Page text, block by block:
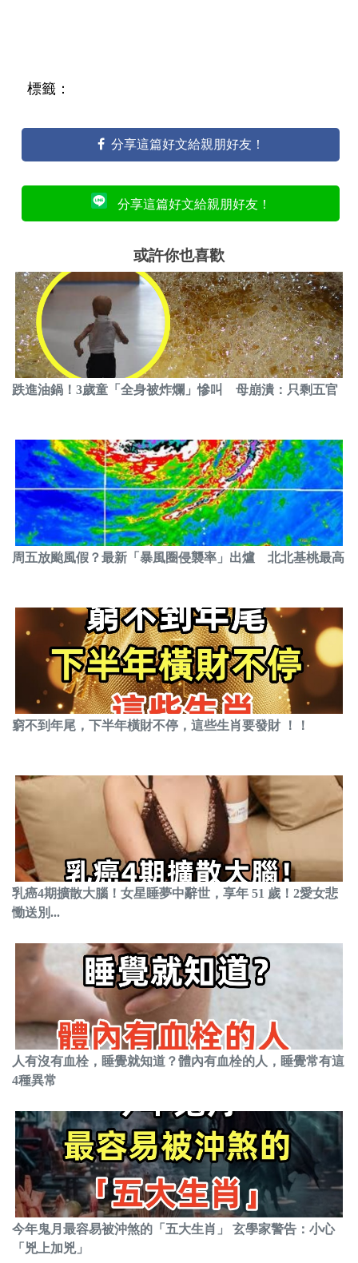
標籤：
分享這篇好文給親朋好友！
分享這篇好文給親朋好友！
或許你也喜歡
跌進油鍋！3歲童「全身被炸爛」慘叫 母崩潰：只剩五官
周五放颱風假？最新「暴風圈侵襲率」出爐 北北基桃最高
窮不到年尾，下半年橫財不停，這些生肖要發財 ！！
乳癌4期擴散大腦！女星睡夢中辭世，享年 51 歲！2愛女悲
慟送別...
人有沒有血栓，睡覺就知道？體內有血栓的人，睡覺常有這
4種異常
今年鬼月最容易被沖煞的「五大生肖」 玄學家警告：小心
「兇上加兇」